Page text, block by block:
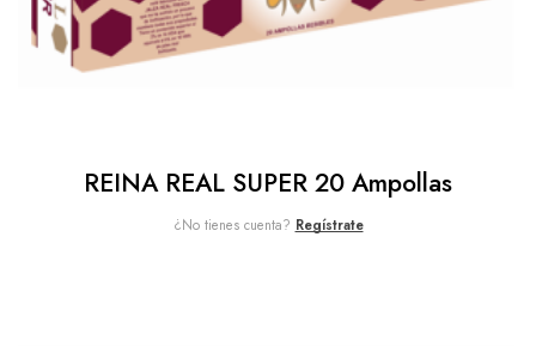
REINA REAL SUPER 20 Ampollas
¿No tienes cuenta? Regístrate